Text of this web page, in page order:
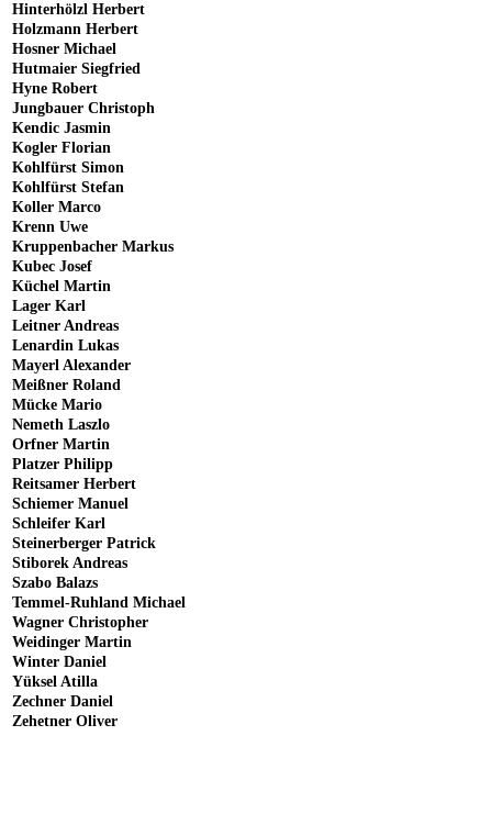
Hinterhölzl Herbert
Holzmann Herbert
Hosner Michael
Hutmaier Siegfried
Hyne Robert
Jungbauer Christoph
Kendic Jasmin
Kogler Florian
Kohlfürst Simon
Kohlfürst Stefan
Koller Marco
Krenn Uwe
Kruppenbacher Markus
Kubec Josef
Küchel Martin
Lager Karl
Leitner Andreas
Lenardin Lukas
Mayerl Alexander
Meißner Roland
Mücke Mario
Nemeth Laszlo
Orfner Martin
Platzer Philipp
Reitsamer Herbert
Schiemer Manuel
Schleifer Karl
Steinerberger Patrick
Stiborek Andreas
Szabo Balazs
Temmel-Ruhland Michael
Wagner Christopher
Weidinger Martin
Winter Daniel
Yüksel Atilla
Zechner Daniel
Zehetner Oliver